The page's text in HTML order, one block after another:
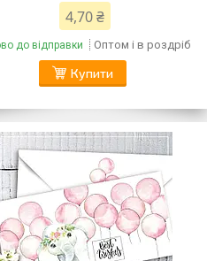
4,70 ₴
до відправки Оптом і в роздріб
Купити